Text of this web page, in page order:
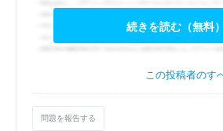
続きを読む（無料）
この投稿者のす
問題を報告する